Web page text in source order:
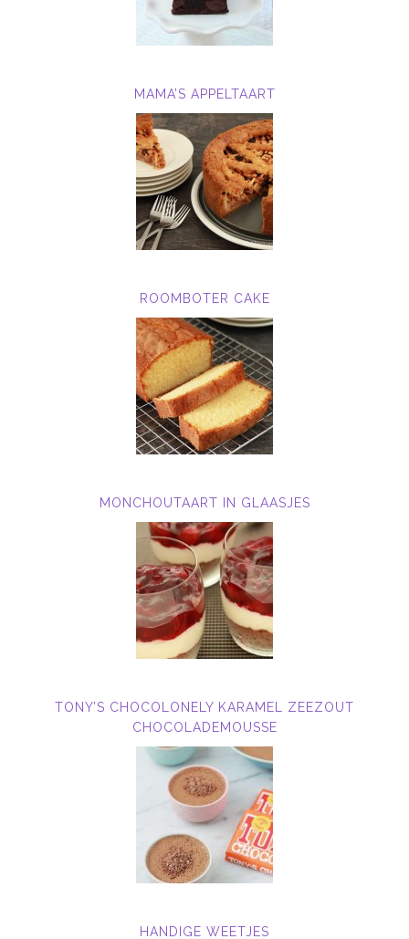
MAMA’S APPELTAART
ROOMBOTER CAKE
MONCHOUTAART IN GLAASJES
TONY’S CHOCOLONELY KARAMEL ZEEZOUT
CHOCOLADEMOUSSE
HANDIGE WEETJES